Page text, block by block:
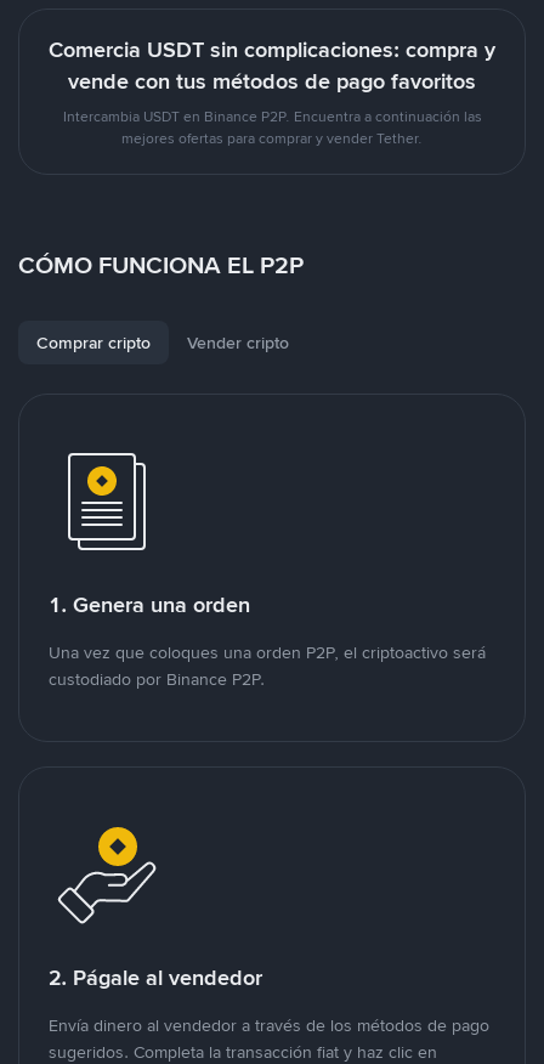
Comercia USDT sin complicaciones: compra y
vende con tus métodos de pago favoritos
Intercambia USDT en Binance P2P. Encuentra a continuación las
mejores ofertas para comprar y vender Tether.
CÓMO FUNCIONA EL P2P
Comprar cripto Vender cripto
1. Genera una orden
Una vez que coloques una orden P2P, el criptoactivo será
custodiado por Binance P2P.
2. Págale al vendedor
Envía dinero al vendedor a través de los métodos de pago
sugeridos. Completa la transacción fiat y haz clic en